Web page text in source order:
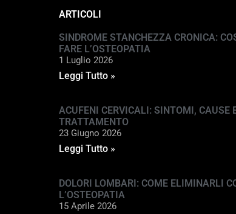
ARTICOLI
SINDROME STANCHEZZA CRONICA:
FARE L’OSTEOPATIA
1 Luglio 2026
Leggi Tutto »
ACUFENI CERVICALI: SINTOMI, CAUSE
TRATTAMENTO
23 Giugno 2026
Leggi Tutto »
DOLORI LOMBARI: COME ELIMINARLI
L’OSTEOPATIA
15 Aprile 2026